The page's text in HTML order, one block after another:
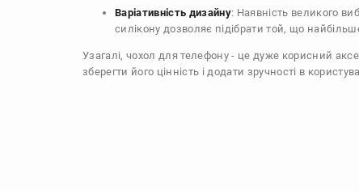
Варіативність дизайну: Наявність великого
силікону дозволяє підібрати той, що
Узагалі, чохол для телефону - це дуже корисний
зберегти його цінність і додати зручності в